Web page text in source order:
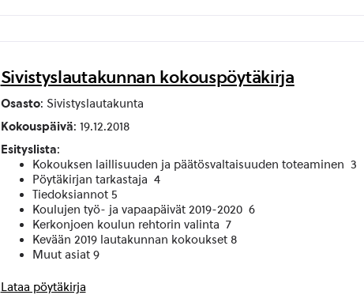
Sivistyslautakunnan kokouspöytäkirja
Osasto: Sivistyslautakunta
Kokouspäivä: 19.12.2018
Esityslista:
Kokouksen laillisuuden ja päätösvaltaisuuden toteaminen 3
Pöytäkirjan tarkastaja 4
Tiedoksiannot 5
Koulujen työ- ja vapaapäivät 2019-2020 6
Kerkonjoen koulun rehtorin valinta 7
Kevään 2019 lautakunnan kokoukset 8
Muut asiat 9
Lataa pöytäkirja